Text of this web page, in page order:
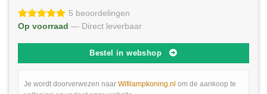
5 beoordelingen
Op voorraad — Direct leverbaar
Bestel in webshop
Je wordt doorverwezen naar Wifilampkoning.nl om de aankoop te